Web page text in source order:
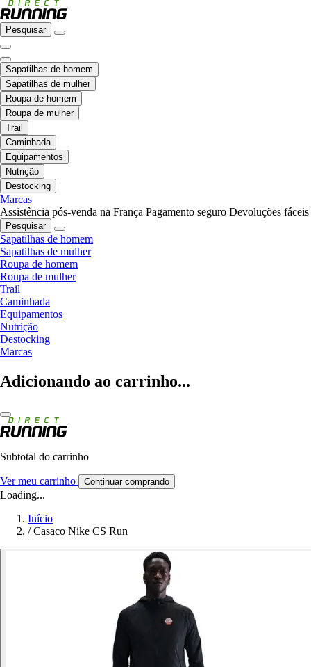
Pesquisar
Sapatilhas de homem
Sapatilhas de mulher
Roupa de homem
Roupa de mulher
Trail
Caminhada
Equipamentos
Nutrição
Destocking
Marcas
Assistência pós-venda na França Pagamento seguro Devoluções fáceis
Pesquisar
Sapatilhas de homem
Sapatilhas de mulher
Roupa de homem
Roupa de mulher
Trail
Caminhada
Equipamentos
Nutrição
Destocking
Marcas
Adicionando ao carrinho...
Subtotal do carrinho
Ver meu carrinho Continuar comprando
Loading...
Início
/ Casaco Nike CS Run